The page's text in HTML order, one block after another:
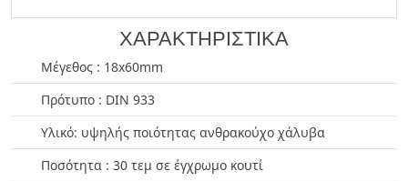
ΧΑΡΑΚΤΗΡΙΣΤΙΚΑ
Μέγεθος : 18x60mm
Πρότυπο : DIN 933
Υλικό: υψηλής ποιότητας ανθρακούχο χάλυβα
Ποσότητα : 30 τεμ σε έγχρωμο κουτί